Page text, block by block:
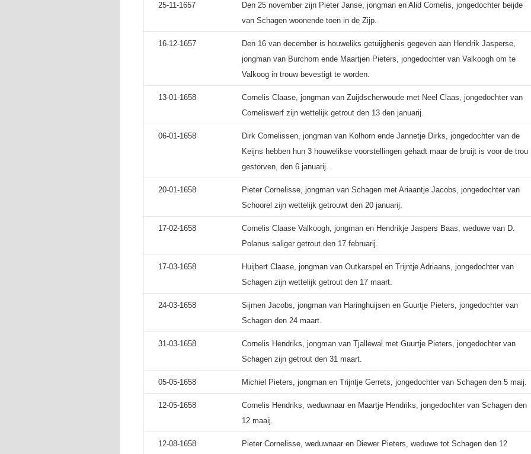
25-11-1657
Den 25 november zijn Pieter Janse, jongman en Alid Cornelis, jongedochter beijde
van Schagen woonende toen in de Zijp.
16-12-1657
Den 16 van december is houweliks getuijghenis gegeven aan Hendrik Jasperse,
jongman van Burchorn ende Maartjen Pieters, jongedochter van Valkoogh om te
Valkoog in trouw bevestigt te worden.
13-01-1658
Cornelis Claase, jongman van Zuijdscherwoude met Neel Claas, jongedochter van
Corneliswerf zijn wettelijk getrout den 13 den januarij.
06-01-1658
Dirk Cornelissen, jongman van Kolhorn ende Jannetje Dirks, jongedochter van de
Keijns hebben hun 3 houwelikse voorstellingen gehadt maar de bruijt is voor de trou
gestorven, den 6 januarij.
20-01-1658
Pieter Cornelisse, jongman van Schagen met Ariaantje Jacobs, jongedochter van
Schoorel zijn wettelijk getrouwt den 20 januarij.
17-02-1658
Cornelis Claase Valkoogh, jongman en Hendrikje Jaspers Baas, weduwe van D.
Polanus saliger getrout den 17 februarij.
17-03-1658
Huijbert Claase, jongman van Outkarspel en Trijntje Adriaans, jongedochter van
Schagen zijn wettelijk getrout den 17 maart.
24-03-1658
Sijmen Jacobs, jongman van Haringhuijsen en Guurtje Pieters, jongedochter van
Schagen den 24 maart.
31-03-1658
Cornelis Hendriks, jongman van Tjallewal met Guurtje Pieters, jongedochter van
Schagen zijn getrout den 31 maart.
05-05-1658 Michiel Pieters, jongman en Trijntje Gerrets, jongedochter van Schagen den 5 maij.
12-05-1658
Cornelis Hendriks, weduwnaar en Maartje Hendriks, jongedochter van Schagen den
12 maaij.
12-08-1658
Pieter Cornelisse, weduwnaar en Diewer Pieters, weduwe tot Schagen den 12